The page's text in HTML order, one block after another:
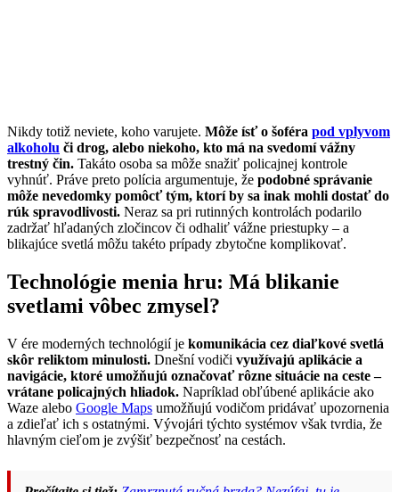
Nikdy totiž neviete, koho varujete. Môže ísť o šoféra pod vplyvom
alkoholu či drog, alebo niekoho, kto má na svedomí vážny
trestný čin. Takáto osoba sa môže snažiť policajnej kontrole
vyhnúť. Práve preto polícia argumentuje, že podobné správanie
môže nevedomky pomôcť tým, ktorí by sa inak mohli dostať do
rúk spravodlivosti. Neraz sa pri rutinných kontrolách podarilo
zadržať hľadaných zločincov či odhaliť vážne priestupky – a
blikajúce svetlá môžu takéto prípady zbytočne komplikovať.
Technológie menia hru: Má blikanie
svetlami vôbec zmysel?
V ére moderných technológií je komunikácia cez diaľkové svetlá
skôr reliktom minulosti. Dnešní vodiči využívajú aplikácie a
navigácie, ktoré umožňujú označovať rôzne situácie na ceste –
vrátane policajných hliadok. Napríklad obľúbené aplikácie ako
Waze alebo Google Maps umožňujú vodičom pridávať upozornenia
a zdieľať ich s ostatnými. Vývojári týchto systémov však tvrdia, že
hlavným cieľom je zvýšiť bezpečnosť na cestách.